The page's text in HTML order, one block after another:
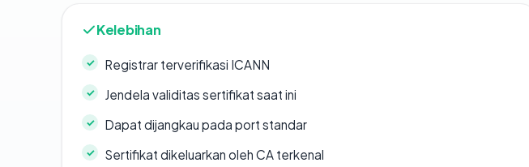
Kelebihan
Registrar terverifikasi ICANN
Jendela validitas sertifikat saat ini
Dapat dijangkau pada port standar
Sertifikat dikeluarkan oleh CA terkenal